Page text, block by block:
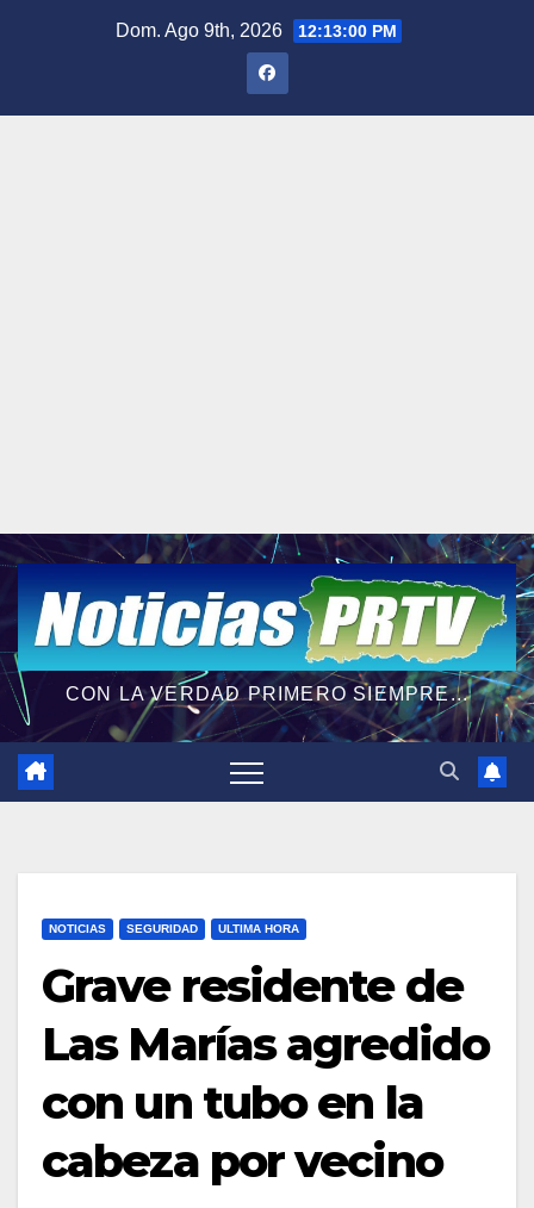
Dom. Ago 9th, 2026 12:13:01 PM
CON LA VERDAD PRIMERO SIEMPRE...
NOTICIAS SEGURIDAD ULTIMA HORA
Grave residente de
Las Marías agredido
con un tubo en la
cabeza por vecino